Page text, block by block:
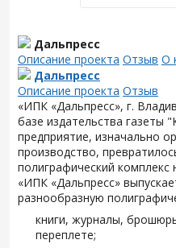
Дальпресс
Описание проекта Отзыв О
Дальпресс
Описание проекта Отзыв
«ИПК «Дальпресс», г.
базе издательства газеты
предприятие, изначально
производство,
полиграфический
«ИПК «Дальпресс»
разнообразную
книги, журналы,
переплете;